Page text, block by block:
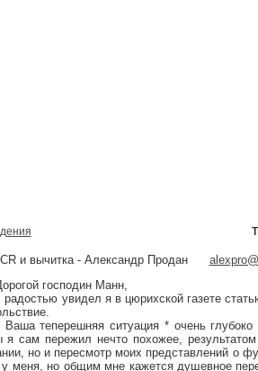
и вычитка - Александр Продан
господин Манн,
увидел я в цюрихской газете
теперешняя ситуация * очень глубоко
я сам пережил нечто похожее,
но и пересмотр моих представлений о
у меня, но общим мне кажется душевное